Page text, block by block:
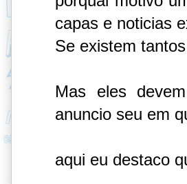
capas e noticias
Se existem
Mas eles
anuncio seu em
aqui eu destaco